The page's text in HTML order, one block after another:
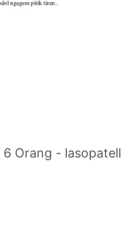
Orang - lasopatell